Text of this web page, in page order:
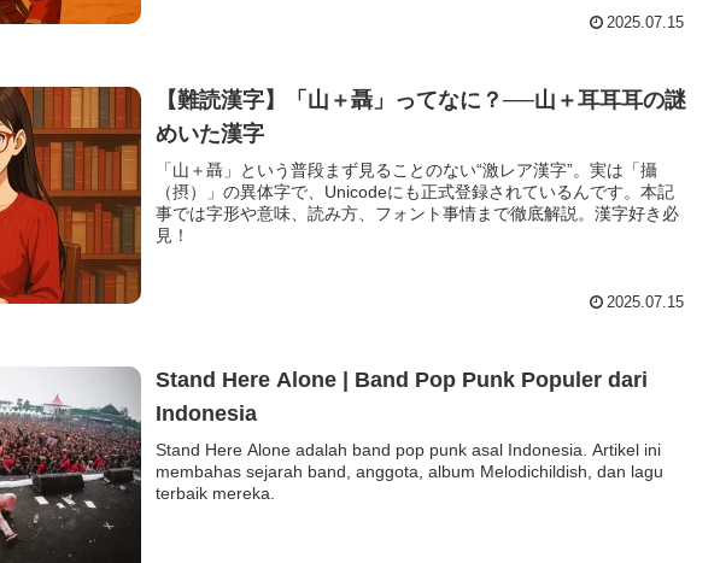
2025.07.15
【難読漢字】「山＋聶」ってなに？──山＋耳耳耳の謎
めいた漢字
「山＋聶」という普段まず見ることのない“激レア漢字”。実は「攝
（摂）」の異体字で、Unicodeにも正式登録されているんです。本記
事では字形や意味、読み方、フォント事情まで徹底解説。漢字好き必
見！
2025.07.15
Stand Here Alone | Band Pop Punk Populer dari
Indonesia
Stand Here Alone adalah band pop punk asal Indonesia. Artikel ini
membahas sejarah band, anggota, album Melodichildish, dan lagu
terbaik mereka.